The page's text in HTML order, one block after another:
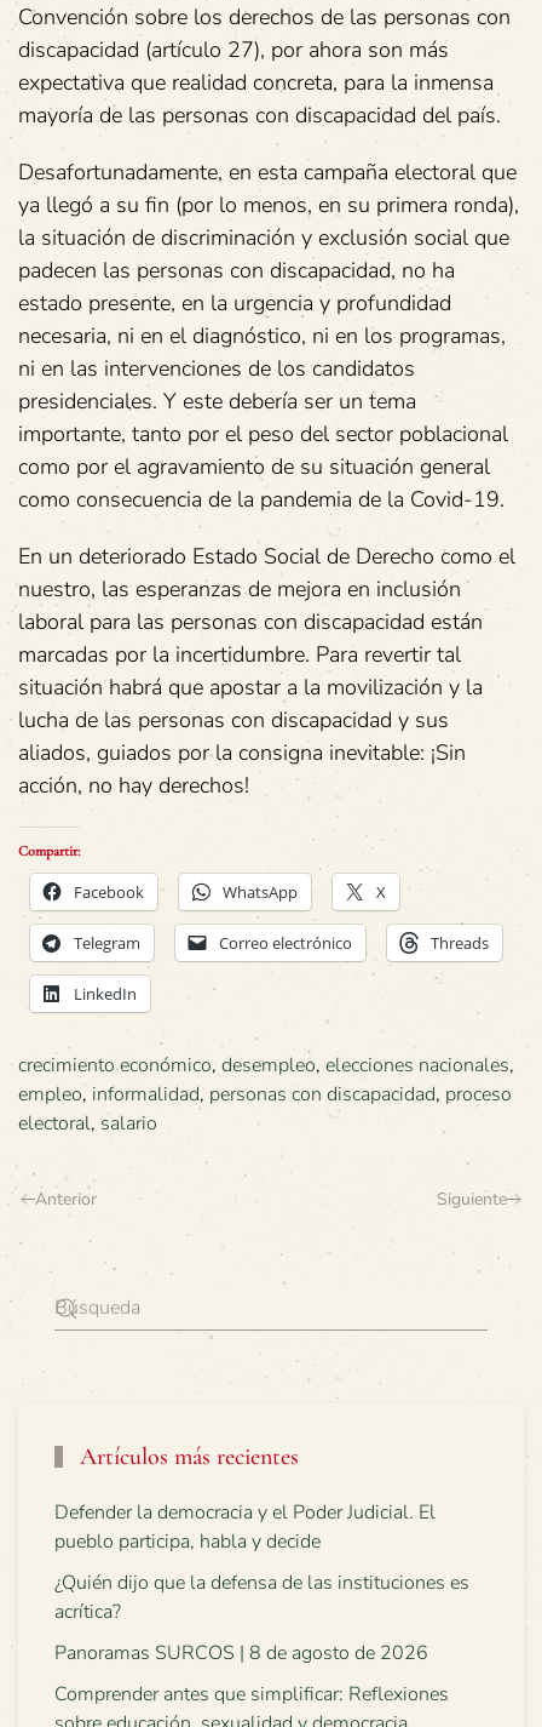
Convención sobre los derechos de las personas con
discapacidad (artículo 27), por ahora son más
expectativa que realidad concreta, para la inmensa
mayoría de las personas con discapacidad del país.
Desafortunadamente, en esta campaña electoral que
ya llegó a su fin (por lo menos, en su primera ronda),
la situación de discriminación y exclusión social que
padecen las personas con discapacidad, no ha
estado presente, en la urgencia y profundidad
necesaria, ni en el diagnóstico, ni en los programas,
ni en las intervenciones de los candidatos
presidenciales. Y este debería ser un tema
importante, tanto por el peso del sector poblacional
como por el agravamiento de su situación general
como consecuencia de la pandemia de la Covid-19.
En un deteriorado Estado Social de Derecho como el
nuestro, las esperanzas de mejora en inclusión
laboral para las personas con discapacidad están
marcadas por la incertidumbre. Para revertir tal
situación habrá que apostar a la movilización y la
lucha de las personas con discapacidad y sus
aliados, guiados por la consigna inevitable: ¡Sin
acción, no hay derechos!
Compartir:
Facebook WhatsApp X
Telegram Correo electrónico Threads
LinkedIn
crecimiento económico, desempleo, elecciones nacionales,
empleo, informalidad, personas con discapacidad, proceso
electoral, salario
Anterior Siguiente
Artículos más recientes
Defender la democracia y el Poder Judicial. El
pueblo participa, habla y decide
¿Quién dijo que la defensa de las instituciones es
acrítica?
Panoramas SURCOS | 8 de agosto de 2026
Comprender antes que simplificar: Reflexiones